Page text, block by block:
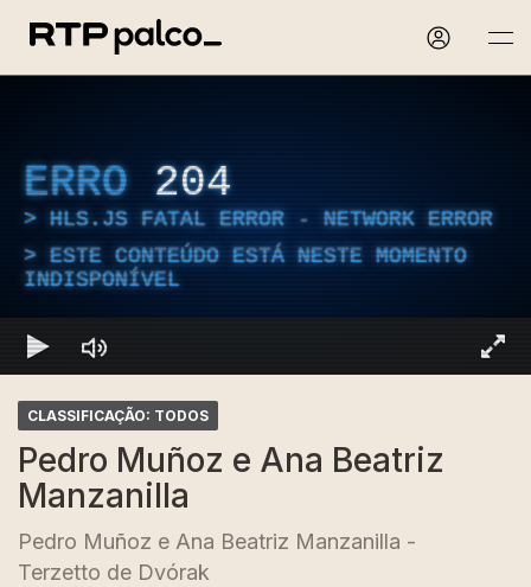
ERRO 204
HLS.JS FATAL ERROR - NETWORK ERROR
ESTE CONTEÚDO ESTÁ NESTE MOMENTO
INDISPONÍVEL
CLASSIFICAÇÃO: TODOS
Pedro Muñoz e Ana Beatriz
Manzanilla
Pedro Muñoz e Ana Beatriz Manzanilla -
Terzetto de Dvórak